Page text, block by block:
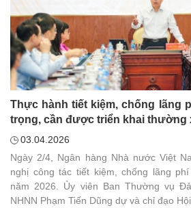
Thực hành tiết kiệm, chống lãng
trọng, cần được triển khai thường
03.04.2026
Ngày 2/4, Ngân hàng Nhà nước Việt
nghị công tác tiết kiệm, chống lãng
năm 2026. Ủy viên Ban Thường vụ
NHNN Phạm Tiến Dũng dự và chỉ đạo